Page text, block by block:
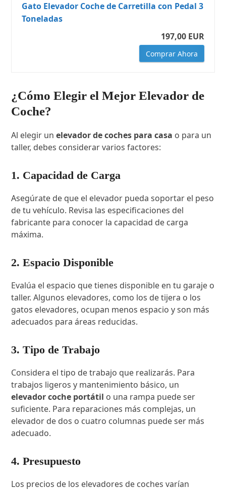
Gato Elevador Coche de Carretilla con Pedal 3
Toneladas
197,00 EUR
Comprar Ahora
¿Cómo Elegir el Mejor Elevador de
Coche?
Al elegir unelevador de coches para casa o para un
taller, debes considerar varios factores:
1. Capacidad de Carga
Asegúrate de que el elevador pueda soportar el peso
de tu vehículo. Revisa las especificaciones del
fabricante para conocer la capacidad de carga
máxima.
2. Espacio Disponible
Evalúa el espacio que tienes disponible en tu garaje o
taller. Algunos elevadores, como los de tijera o los
gatos elevadores, ocupan menos espacio y son más
adecuados para áreas reducidas.
3. Tipo de Trabajo
Considera el tipo de trabajo que realizarás. Para
trabajos ligeros y mantenimiento básico, un
elevador coche portátil o una rampa puede ser
suficiente. Para reparaciones más complejas, un
elevador de dos o cuatro columnas puede ser más
adecuado.
4. Presupuesto
Los precios de los elevadores de coches varían